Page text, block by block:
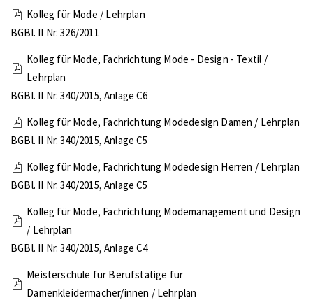
Kolleg für Mode / Lehrplan
BGBl. II Nr. 326/2011
Kolleg für Mode, Fachrichtung Mode - Design - Textil /
Lehrplan
BGBl. II Nr. 340/2015, Anlage C6
Kolleg für Mode, Fachrichtung Modedesign Damen / Lehrplan
BGBl. II Nr. 340/2015, Anlage C5
Kolleg für Mode, Fachrichtung Modedesign Herren / Lehrplan
BGBl. II Nr. 340/2015, Anlage C5
Kolleg für Mode, Fachrichtung Modemanagement und Design
/ Lehrplan
BGBl. II Nr. 340/2015, Anlage C4
Meisterschule für Berufstätige für
Damenkleidermacher/innen / Lehrplan